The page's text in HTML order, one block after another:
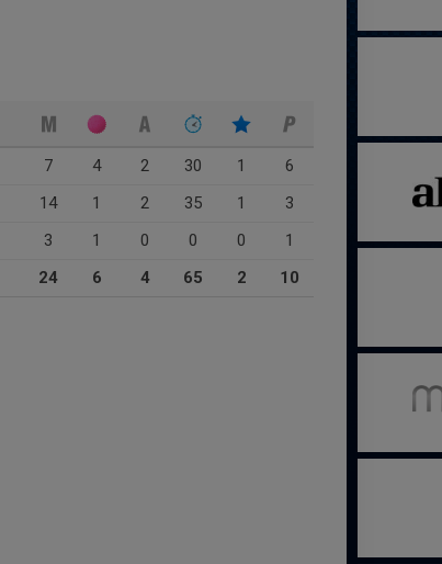
7 4 2 30 1
6
14 1 2 35 1
3
3 1 0 0 0
1
24 6 4 65 2 10